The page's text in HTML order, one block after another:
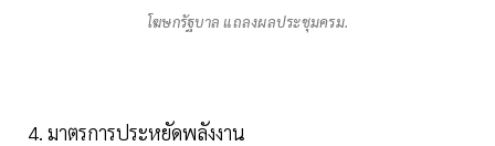
โฆษกรัฐบาล แถลงผลประชุมครม.
4. มาตรการประหยัดพลังงาน